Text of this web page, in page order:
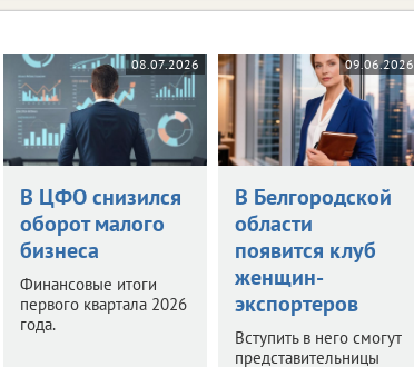
08.07.2026
В ЦФО снизился
оборот малого
бизнеса
Финансовые итоги
первого квартала 2026
года.
09.06.2026
В Белгородской
области
появится клуб
женщин-
экспортеров
Вступить в него смогут
представительницы